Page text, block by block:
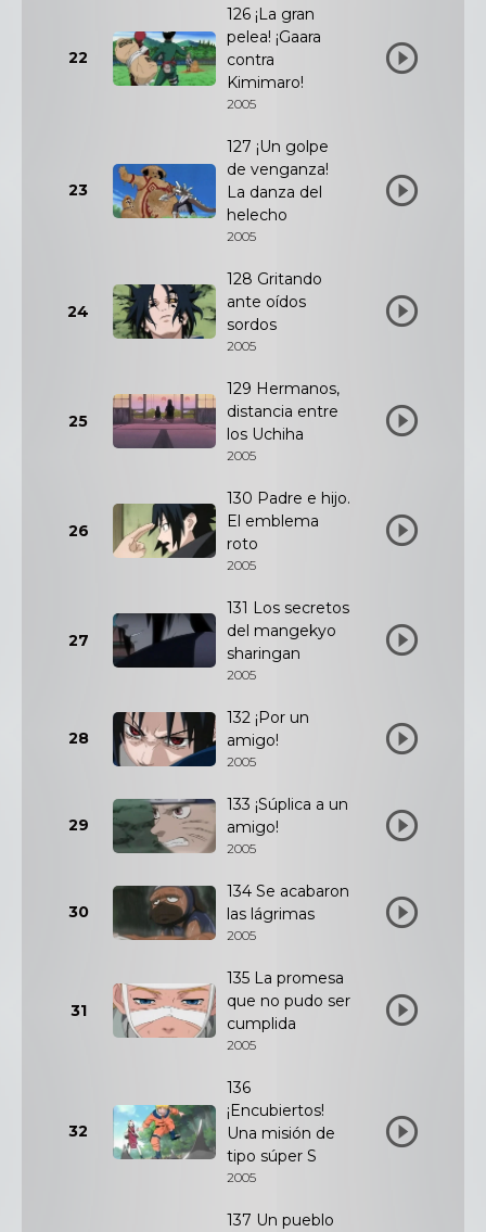
22
126 ¡La gran
pelea! ¡Gaara
contra
Kimimaro!
2005
23
127 ¡Un golpe
de venganza!
La danza del
helecho
2005
24
128 Gritando
ante oídos
sordos
2005
25
129 Hermanos,
distancia entre
los Uchiha
2005
26
130 Padre e hijo.
El emblema
roto
2005
27
131 Los secretos
del mangekyo
sharingan
2005
28
132 ¡Por un
amigo!
2005
29
133 ¡Súplica a un
amigo!
2005
30
134 Se acabaron
las lágrimas
2005
31
135 La promesa
que no pudo ser
cumplida
2005
32
136
¡Encubiertos!
Una misión de
tipo súper S
2005
137 Un pueblo